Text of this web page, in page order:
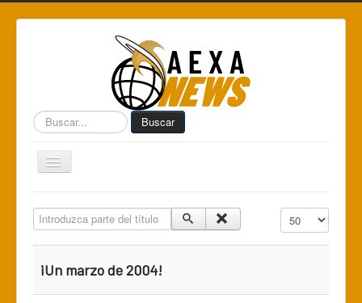
Buscar... Buscar
Toggle
Navigation
Centro de Informática AEXA
Introduzca parte del título Cantidad a
¡Un marzo de 2004!